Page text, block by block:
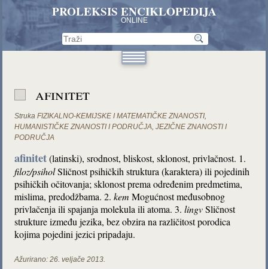
PROLEKSIS ENCIKLOPEDIJA
ONLINE
afinitet
Struka FIZIKALNO-KEMIJSKE I MATEMATIČKE ZNANOSTI,
HUMANISTIČKE ZNANOSTI I PODRUČJA,JEZIČNE ZNANOSTI I
PODRUČJA
afinitet(latinski), srodnost, bliskost, sklonost, privlačnost. 1.
filoz/psiholSličnost psihičkih struktura (karaktera) ili pojedinih
psihičkih očitovanja; sklonost prema određenim predmetima,
mislima, predodžbama. 2.kem Mogućnost međusobnog
privlačenja ili spajanja molekula ili atoma. 3.lingvSličnost
strukture između jezika, bez obzira na različitost porodica
kojima pojedini jezici pripadaju.
Ažurirano: 26. veljače 2013.